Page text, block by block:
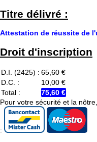
Titre délivré :
Attestation de réussite de
Droit d'inscription
D.I. (2425) : 65,60 €
D.C. :
10,00 €
Total :
75,60 €
Pour votre sécurité et la
: